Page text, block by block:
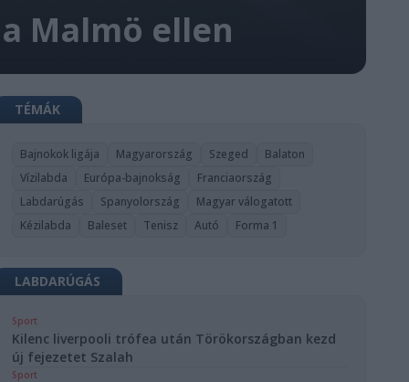
Malmö ellen
TÉMÁK
Bajnokok ligája Magyarország Szeged
Balaton
Vízilabda
Európa-bajnokság
Franciaország
Labdarúgás
Spanyolország
Magyar válogatott
Kézilabda
Baleset Tenisz Autó Forma 1
LABDARÚGÁS
Sport
Kilenc liverpooli trófea után Törökországban kezd
új fejezetet Szalah
Sport